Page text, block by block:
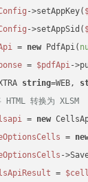
->setAppKey(
->setAppSid(
= new PdfApi(
= $pdfApi-
string=WEB,
转换为 XLSM
= new
=
-
=